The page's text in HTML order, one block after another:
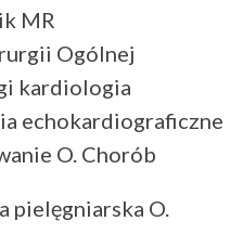
MR
Ogólnej
kardiologia
echokardiograficzne
O. Chorób
pielęgniarska O.